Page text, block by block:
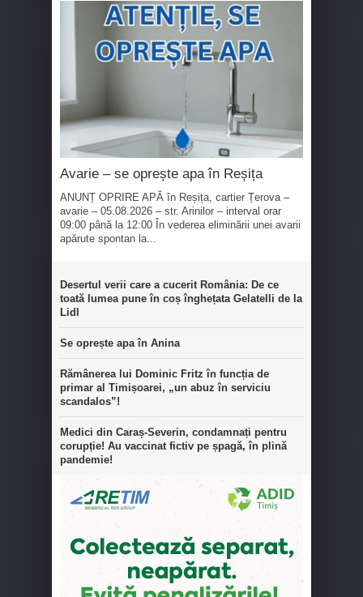
Avarie – se oprește apa în Reșița
ANUNȚ OPRIRE APĂ în Reșița, cartier Țerova –
avarie – 05.08.2026 – str. Arinilor – interval orar
09:00 până la 12:00 În vederea eliminării unei avarii
apărute spontan la...
Desertul verii care a cucerit România: De ce
toată lumea pune în coș înghețata Gelatelli de la
Lidl
Se oprește apa în Anina
Rămânerea lui Dominic Fritz în funcția de
primar al Timișoarei, „un abuz în serviciu
scandalos”!
Medici din Caraș-Severin, condamnați pentru
corupție! Au vaccinat fictiv pe șpagă, în plină
pandemie!